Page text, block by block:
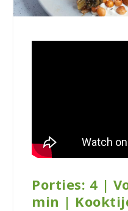
Porties: 4 |
min |